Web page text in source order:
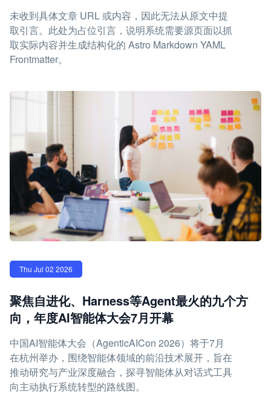
未收到具体文章 URL 或内容，因此无法从原文中提
取引言。此处为占位引言，说明系统需要源页面以抓
取实际内容并生成结构化的 Astro Markdown YAML
Frontmatter。
Thu Jul 02 2026
聚焦自进化、Harness等Agent最火的九个方
向，年度AI智能体大会7月开幕
中国AI智能体大会（AgenticAICon 2026）将于7月
在杭州举办，围绕智能体领域的前沿技术展开，旨在
推动研究与产业深度融合，探寻智能体从对话式工具
向主动执行系统转型的路线图。